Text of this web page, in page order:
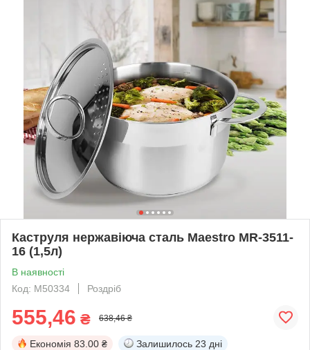
Каструля нержавіюча сталь Maestro MR-3511-
16 (1,5л)
В наявності
Код: М50334
Роздріб
555,46 ₴ 638,46 ₴
Економія 83.00 ₴ Залишилось 23 дні